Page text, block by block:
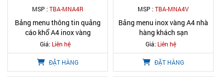
MSP :TBA-MNA4R
Bảng menu thông tin quảng
cáo khổ A4 inox vàng
Giá: Liên hệ
ĐẶT HÀNG
MSP :TBA-MNA4V
Bảng menu inox vàng A4 nhà
hàng khách sạn
Giá: Liên hệ
ĐẶT HÀNG